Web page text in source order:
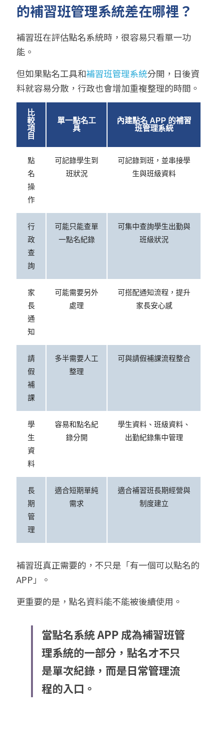
的補習班管理系統差在哪裡？
補習班在評估點名系統時，很容易只看單一功
能。
但如果點名工具和補習班管理系統分開，日後資
料就容易分散，行政也會增加重複整理的時間。
比
較
項
目
單一點名工
具
內建點名 APP 的補習
班管理系統
點
名
操
作
可記錄學生到
班狀況
可記錄到班，並串接學
生與班級資料
行
政
查
詢
可能只能查單
一點名紀錄
可集中查詢學生出勤與
班級狀況
家
長
通
知
可能需要另外
處理
可搭配通知流程，提升
家長安心感
請
假
補
課
多半需要人工
整理
可與請假補課流程整合
學
生
資
料
容易和點名紀
錄分開
學生資料、班級資料、
出勤紀錄集中管理
長
期
管
理
適合短期單純
需求
適合補習班長期經營與
制度建立
補習班真正需要的，不只是「有一個可以點名的
APP」。
更重要的是，點名資料能不能被後續使用。
當點名系統 APP 成為補習班管
理系統的一部分，點名才不只
是單次紀錄，而是日常管理流
程的入口。